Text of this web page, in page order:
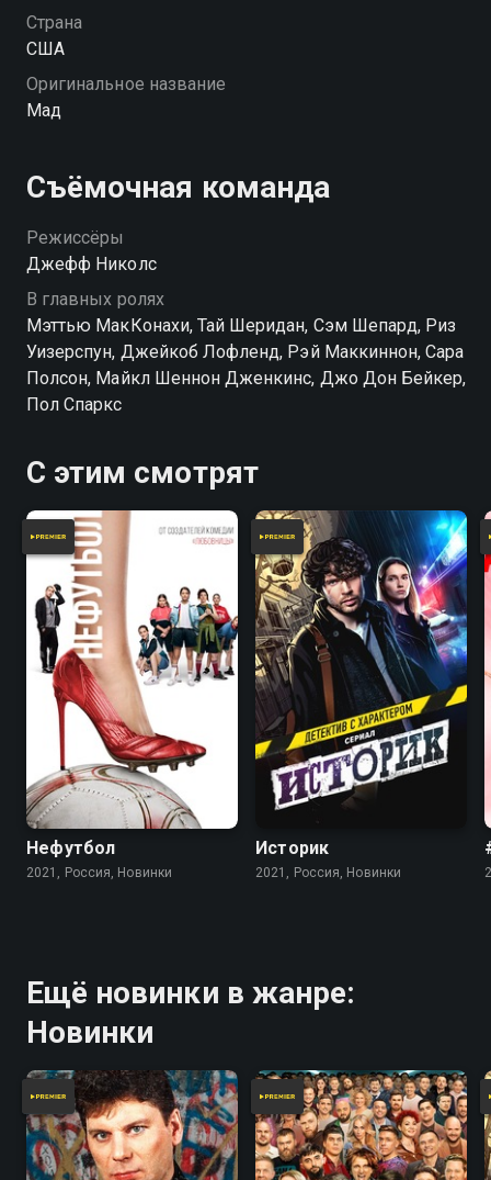
незнакомец Мад. Мужчина рассказывает парням
интригующие истории и сближается с ними. Однако
полиция.
Страна
США
Оригинальное название
Мад
Съёмочная команда
Режиссёры
Джефф Николс
В главных ролях
Мэттью МакКонахи, Тай Шеридан, Сэм Шепард, Риз
Уизерспун, Джейкоб Лофленд, Рэй Маккиннон, Сара
Полсон, Майкл Шеннон Дженкинс, Джо Дон Бейкер,
Пол Спаркс
С этим смотрят
Нефутбол
2021, Россия, Новинки
Историк
2021, Россия, Новинки
Ещё новинки в жанре:
Новинки